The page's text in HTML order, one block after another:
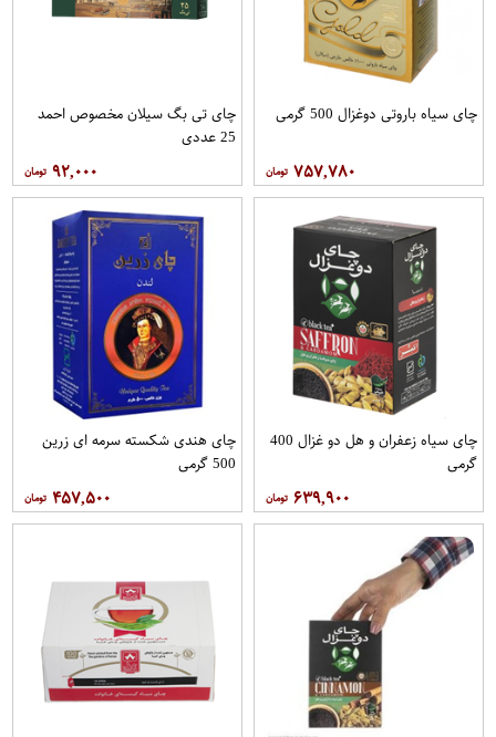
چای سیاه باروتی دوغزال 500 گرمی
۷۵۷,۷۸۰
چای تی بگ سیلان مخصوص احمد
25 عددی
۹۲,۰۰۰
چای سیاه زعفران و هل دو غزال 400
گرمی
۶۳۹,۹۰۰
چای هندی شکسته سرمه ای زرین
500 گرمی
۴۵۷,۵۰۰